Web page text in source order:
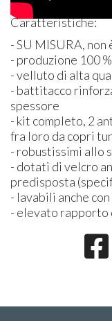
Caratteristiche:
- SU MISURA,
- produzione 100
- velluto di alta
- battitacco
spessore
- kit completo, 2
fra loro da copri
- robustissimi allo
- dotati di velcro
predisposta
- lavabili anche
- elevato rapporto